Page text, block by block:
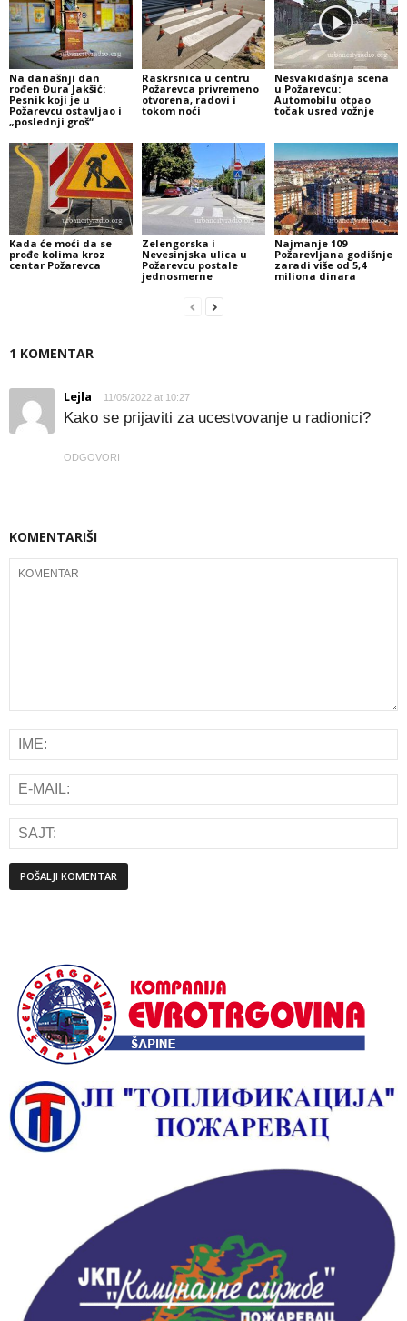
Na današnji dan
rođen Đura Jakšić:
Pesnik koji je u
Požarevcu ostavljao i
„poslednji groš“
Raskrsnica u centru
Požarevca privremeno
otvorena, radovi i
tokom noći
Nesvakidašnja scena
u Požarevcu:
Automobilu otpao
točak usred vožnje
Kada će moći da se
prođe kolima kroz
centar Požarevca
Zelengorska i
Nevesinjska ulica u
Požarevcu postale
jednosmerne
Najmanje 109
Požarevljana godišnje
zaradi više od 5,4
miliona dinara
1 KOMENTAR
Lejla 11/05/2022 at 10:27
Kako se prijaviti za ucestvovanje u radionici?
ODGOVORI
KOMENTARIŠI